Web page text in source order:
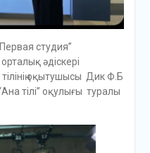
студия”
әдіскері
оқытушысы Дик Ф.Б
тілі” оқулығы туралы